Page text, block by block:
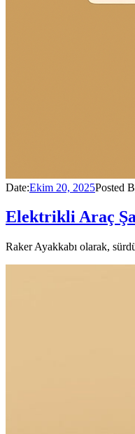
Date:Ekim 20, 2025Posted
Elektrikli Araç
Raker Ayakkabı olarak,